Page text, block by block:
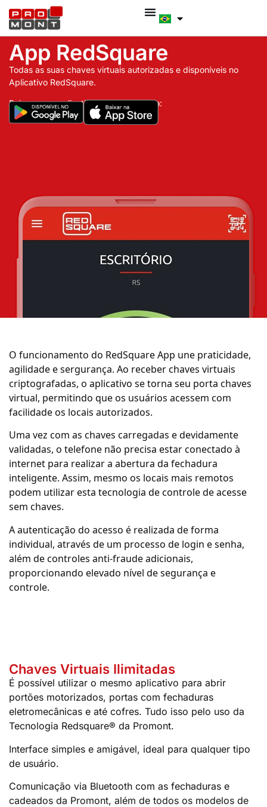
App RedSquare
Todas as suas chaves virtuais autorizadas e disponíveis no
Aplicativo RedSquare.
Baixe nosso aplicativo nas lojas abaixo:
O funcionamento do RedSquare App une praticidade,
agilidade e sergurança. Ao receber chaves virtuais
criptografadas, o aplicativo se torna seu porta chaves
virtual, permitindo que os usuários acessem com
facilidade os locais autorizados.
Uma vez com as chaves carregadas e devidamente
validadas, o telefone não precisa estar conectado à
internet para realizar a abertura da fechadura
inteligente. Assim, mesmo os locais mais remotos
podem utilizar esta tecnologia de controle de acesse
sem chaves.
A autenticação do acesso é realizada de forma
individual, através de um processo de login e senha,
além de controles anti-fraude adicionais,
proporcionando elevado nível de segurança e
controle.
Chaves Virtuais Ilimitadas
É possível utilizar o mesmo aplicativo para abrir
portões motorizados, portas com fechaduras
eletromecânicas e até cofres. Tudo isso pelo uso da
Tecnologia Redsquare® da Promont.
Interface simples e amigável, ideal para qualquer tipo
de usuário.
Comunicação via Bluetooth com as fechaduras e
cadeados da Promont, além de todos os modelos de